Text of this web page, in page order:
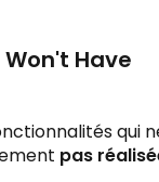
Have
qui
pas